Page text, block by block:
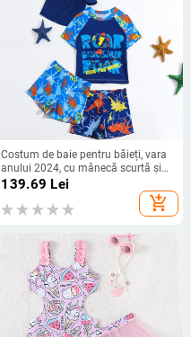
Costum de baie pentru băieți, vara
anului 2024, cu mânecă scurtă și
pantaloni scurți, pălărie, costum de
baie din 4 piese, pentru comerț
exterior
139.69 Lei
add_shopping_cart